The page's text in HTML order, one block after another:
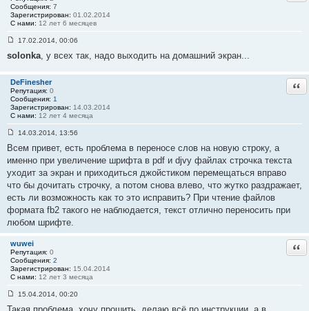
Сообщения: 7
Зарегистрирован: 01.02.2014
С нами: 12 лет 6 месяцев
о
щ
н
е
0
17.02.2014, 00:06
solonka, у всех так, надо выходить на домашний экран...
DeFinesher
Репутация: 0
Сообщения: 1
Зарегистрирован: 14.03.2014
С нами: 12 лет 4 месяца
о
б
щ
н
и
#
5
14.03.2014, 13:56
Всем привет, есть проблема в переносе слов на новую строку, а
именно при увеличение шрифта в pdf и djvy файлах строчка текста
уходит за экран и приходиться джойстиком перемещаться вправо
что бы дочитать строчку, а потом снова влево, что жутко раздражает,
есть ли возможность как то это исправить? При чтение файлов
формата fb2 такого не наблюдается, текст отлично переносить при
любом шрифте.
wuwei
Репутация: 0
Сообщения: 2
Зарегистрирован: 15.04.2014
С нами: 12 лет 3 месяца
о
15.04.2014, 00:20